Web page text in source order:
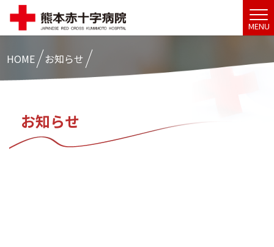
MENU
HOME お知らせ
お知らせ